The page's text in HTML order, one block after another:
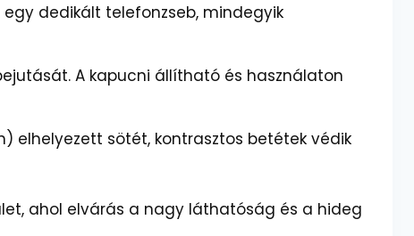
egy dedikált telefonzseb, mindegyik
A kapucni állítható és használaton
elhelyezett sötét, kontrasztos betétek védik
ahol elvárás a nagy láthatóság és a hideg